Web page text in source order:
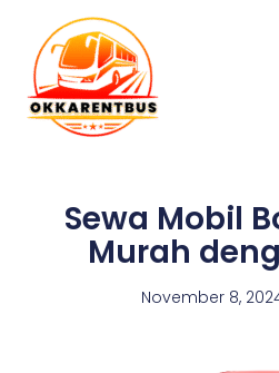
content
Sewa Mobil
Murah
November 8,